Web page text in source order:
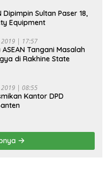
Sultan Paser 18,
Equipment
2019 | 17:57
Tangani Masalah
di Rakhine State
2019 | 08:55
Kantor DPD